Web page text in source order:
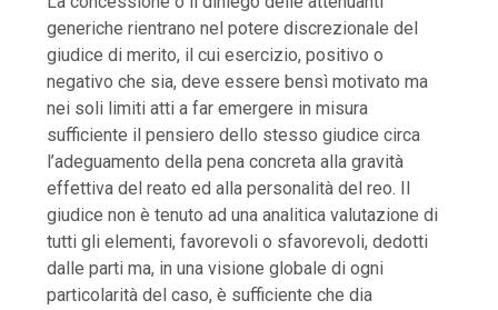
generiche rientrano nel potere discrezionale del
giudice di merito, il cui esercizio, positivo o
negativo che sia, deve essere bensì motivato ma
nei soli limiti atti a far emergere in misura
sufficiente il pensiero dello stesso giudice circa
l’adeguamento della pena concreta alla gravità
effettiva del reato ed alla personalità del reo. Il
giudice non è tenuto ad una analitica valutazione di
tutti gli elementi, favorevoli o sfavorevoli, dedotti
dalle parti ma, in una visione globale di ogni
particolarità del caso, è sufficiente che dia